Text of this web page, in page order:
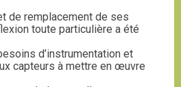
de remplacement de ses
toute particulière a été
d’instrumentation et
capteurs à mettre en œuvre